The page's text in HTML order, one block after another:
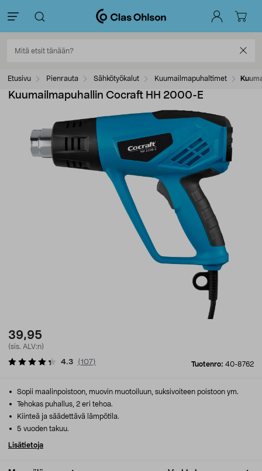
Etusivu Pienrauta Sähkötyökalut Kuumailmapuhaltimet
Kuumailmapuhallin Cocraft HH 2000-E
39,95
(sis. ALV:n)
Tuotenro: 40-8762
4.3 (107)
Sopii maalinpoistoon, muovin muotoiluun, suksivoiteen poistoon ym.
Tehokas puhallus, 2 eri tehoa.
Kiinteä ja säädettävä lämpötila.
5 vuoden takuu.
Lisätietoja